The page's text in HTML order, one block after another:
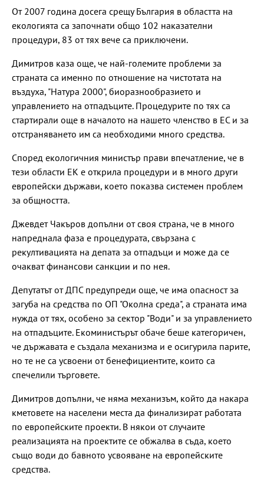
От 2007 година досега срещу България в областта на
екологията са започнати общо 102 наказателни
процедури, 83 от тях вече са приключени.
Димитров каза още, че най-големите проблеми за
страната са именно по отношение на чистотата на
въздуха, "Натура 2000", биоразнообразието и
управлението на отпадъците. Процедурите по тях са
стартирали още в началото на нашето членство в ЕС и за
отстраняването им са необходими много средства.
Според екологичния министър прави впечатление, че в
тези области ЕК е открила процедури и в много други
европейски държави, което показва системен проблем
за общността.
Джевдет Чакъров допълни от своя страна, че в много
напреднала фаза е процедурата, свързана с
рекултивацията на депата за отпадъци и може да се
очакват финансови санкции и по нея.
Депутатът от ДПС предупреди още, че има опасност за
загуба на средства по ОП "Околна среда", а страната има
нужда от тях, особено за сектор "Води" и за управлението
на отпадъците. Екоминистърът обаче беше категоричен,
че държавата е създала механизма и е осигурила парите,
но те не са усвоени от бенефициентите, които са
спечелили търговете.
Димитров допълни, че няма механизъм, който да накара
кметовете на населени места да финализират работата
по европейските проекти. В някои от случаите
реализацията на проектите се обжалва в съда, което
също води до бавното усвояване на европейските
средства.